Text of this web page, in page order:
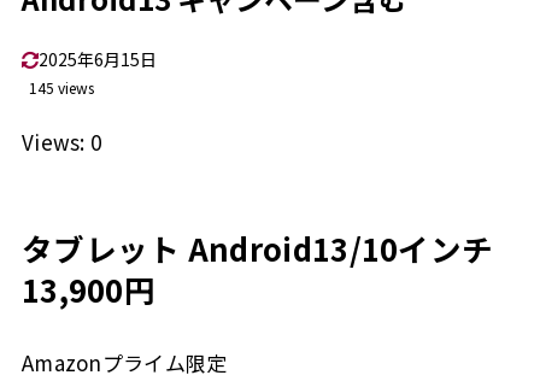
2025年6月15日
145 views
Views: 0
タブレット Android13/10インチ
13,900円
Amazonプライム限定